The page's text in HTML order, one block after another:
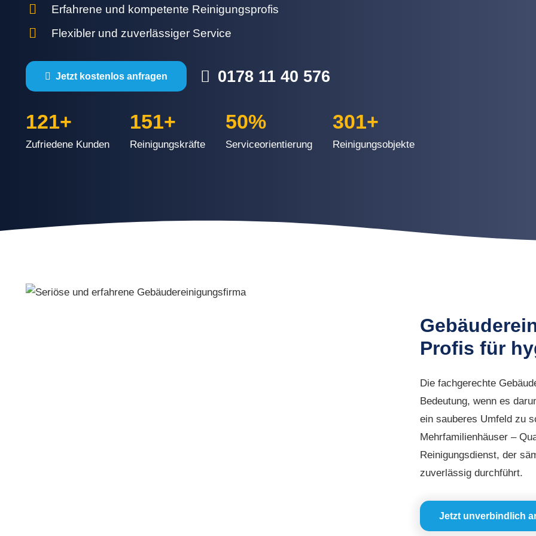
Erfahrene und kompetente Reinigungsprofis
Flexibler und zuverlässiger Service
Jetzt kostenlos anfragen 0178 11 40 576
121+
Zufriedene Kunden
151+
Reinigungskräfte
50%
Serviceorientierung
301+
Reinigungsobjekte
Profis für
Die fachgerechte
Bedeutung, wenn es
ein sauberes Umfeld zu
Mehrfamilienhäuser –
Reinigungsdienst, der
zuverlässig durchführt.
Jetzt unverbindlich